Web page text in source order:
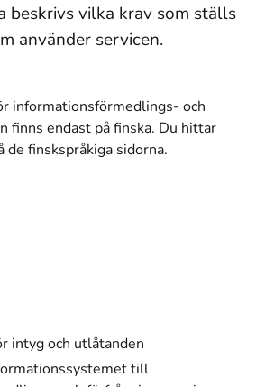
beskrivs vilka krav som ställs
använder servicen.
informationsförmedlings- och
finns endast på finska. Du hittar
de finskspråkiga sidorna.
intyg och utlåtanden
till